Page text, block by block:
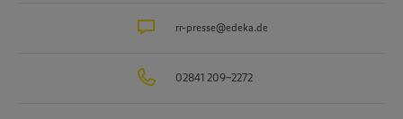
rr-presse@edeka.de
02841 209-2272